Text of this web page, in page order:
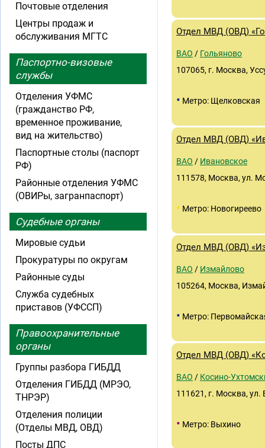
Отдел МВД (ОВД)
ВАО / Гольяново
107065, г. Москва,
• Метро: Щелковская
Отдел МВД (ОВД)
ВАО / Ивановское
111578, Москва, ул.
• Метро: Новогиреево
Отдел МВД (ОВД)
ВАО / Измайлово
105264, Москва,
• Метро:
Отдел МВД (ОВД)
ВАО / Косино-
111621, г. Москва,
• Метро: Выхино
Почтовые отделения
Центры продаж и
обслуживания МГТС
Паспортно-визовые
службы
Отделения УФМС
(гражданство РФ,
временное проживание,
вид на жительство)
Паспортные столы (паспорт
РФ)
Районные отделения УФМС
(ОВИРы, загранпаспорт)
Судебные органы
Мировые судьи
Прокуратуры по округам
Районные суды
Служба судебных
приставов (УФССП)
Правоохранительные
органы
Группы разбора ГИБДД
Отделения ГИБДД (МРЭО,
ТНРЭР)
Отделения полиции
(Отделы МВД, ОВД)
Посты ДПС